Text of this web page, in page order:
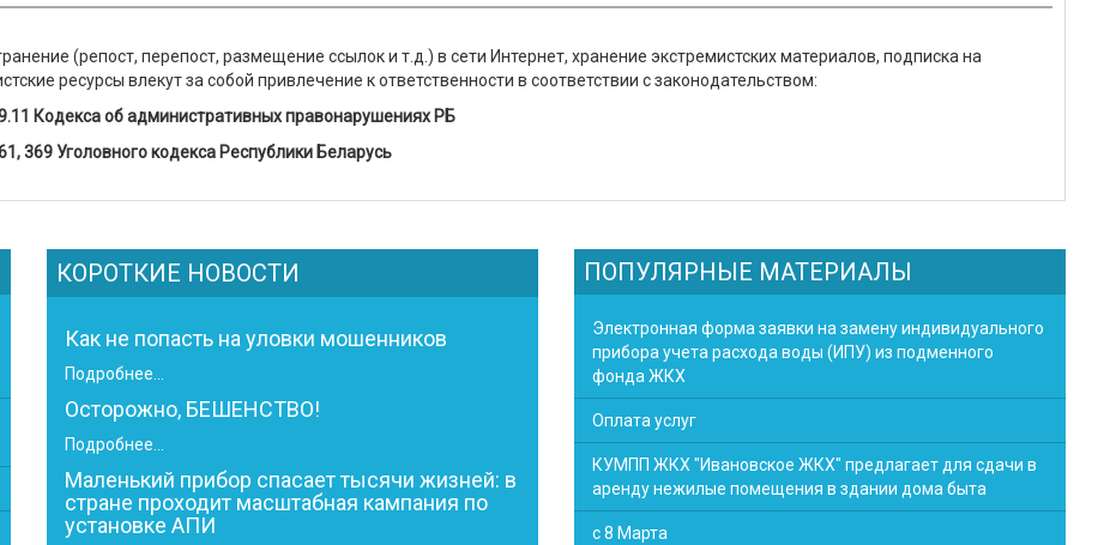
(репост, перепост, размещение ссылок и т.д.) в сети Интернет, хранение экстремистских материалов, подписка на
ресурсы влекут за собой привлечение к ответственности в соответствии с законодательством:
Кодекса об административных правонарушениях РБ
369 Уголовного кодекса Республики Беларусь
КОРОТКИЕ НОВОСТИ
Как не попасть на уловки мошенников
Подробнее...
Осторожно, БЕШЕНСТВО!
Подробнее...
Маленький прибор спасает тысячи жизней: в
стране проходит масштабная кампания по
установке АПИ
ПОПУЛЯРНЫЕ МАТЕРИАЛЫ
Электронная форма заявки на замену индивидуального
прибора учета расхода воды (ИПУ) из подменного
фонда ЖКХ
Оплата услуг
КУМПП ЖКХ "Ивановское ЖКХ" предлагает для сдачи в
аренду нежилые помещения в здании дома быта
с 8 Марта